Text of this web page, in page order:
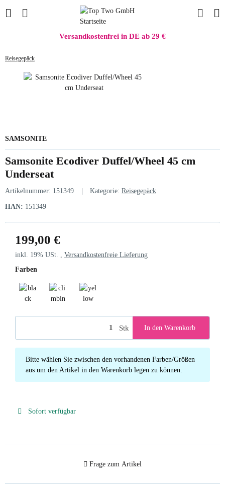
Versandkostenfrei in DE ab 29 €
Reisegepäck
SAMSONITE
Samsonite Ecodiver Duffel/Wheel 45 cm
Underseat
Artikelnummer: 151349 Kategorie: Reisegepäck
HAN: 151349
199,00 €
inkl. 19% USt. , Versandkostenfreie Lieferung
Farben
Stk In den Warenkorb
x
Bitte wählen Sie zwischen den vorhandenen Farben/Größen
aus um den Artikel in den Warenkorb legen zu können.
Sofort verfügbar
Frage zum Artikel